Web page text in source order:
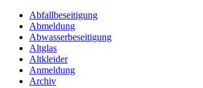
Abfallbeseitigung
Abmeldung
Abwasserbeseitigung
Altglas
Altkleider
Anmeldung
Archiv